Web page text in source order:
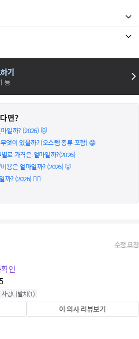
기
등
면?
일까? (2026) 🐱
엇이 있을까? (오스템 종류 포함) 😁
로 가격은 얼마일까?(2026)
용은 얼마일까? (2026) 🦊
까? (2026) 👩‍⚕️
수정 요청
인
5
사랑니발치(1)
이 의사 리뷰보기